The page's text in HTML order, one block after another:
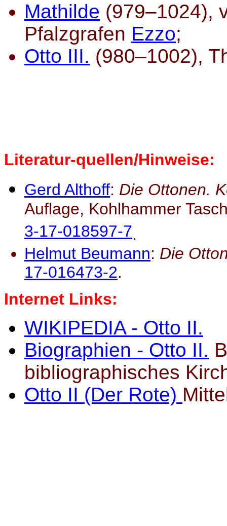
Mathilde (979–1024),
Pfalzgrafen Ezzo;
Otto III. (980–1002),
Literatur-quellen/Hinweise:
Gerd Althoff: Die Ottonen.
Auflage, Kohlhammer
3-17-018597-7.
Helmut Beumann: Die
17-016473-2.
Internet Links:
WIKIPEDIA - Otto II.
Biographien - Otto II.
bibliographisches
Otto II (Der Rote)